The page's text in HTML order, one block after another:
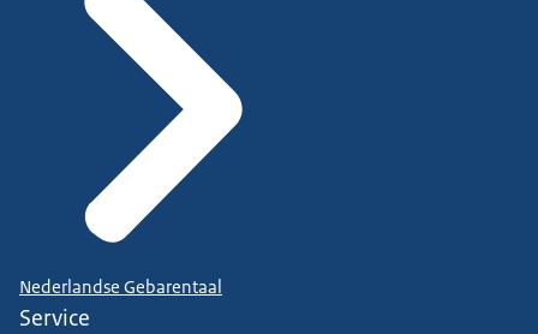
Nederlandse Gebarentaal
Service